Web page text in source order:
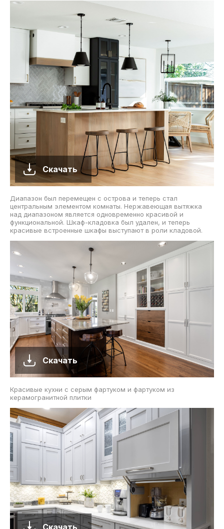
Скачать
Диапазон был перемещен с острова и теперь стал
центральным элементом комнаты. Нержавеющая вытяжка
над диапазоном является одновременно красивой и
функциональной. Шкаф-кладовка был удален, и теперь
красивые встроенные шкафы выступают в роли кладовой.
Скачать
Красивые кухни с серым фартуком и фартуком из
керамогранитной плитки
Скачать